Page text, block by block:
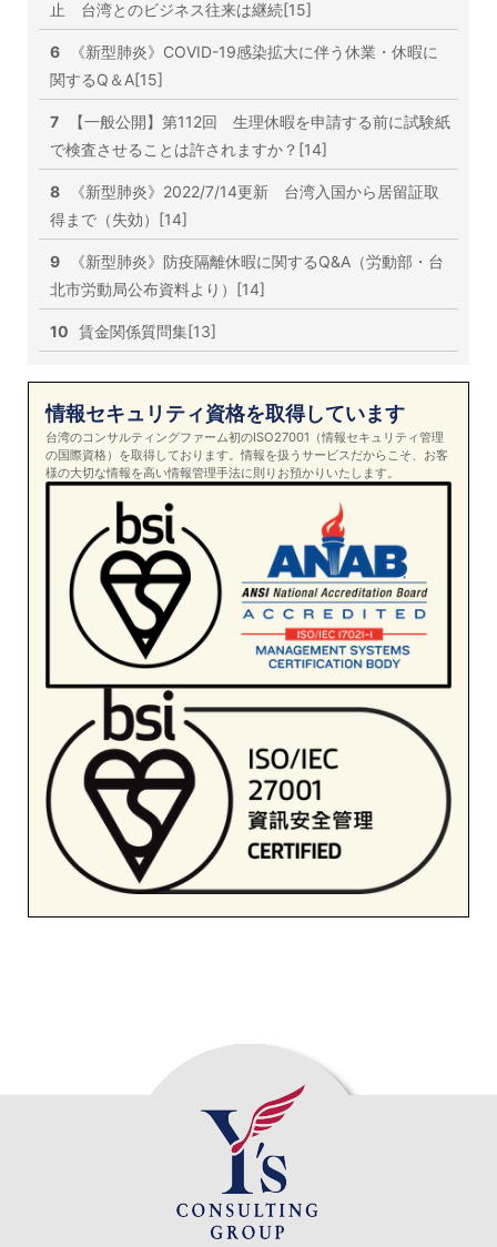
止 台湾とのビジネス往来は継続[15]
6
《新型肺炎》COVID-19感染拡大に伴う休業・休暇に
関するQ＆A[15]
7
【一般公開】第112回 生理休暇を申請する前に試験紙
で検査させることは許されますか？[14]
8
《新型肺炎》2022/7/14更新 台湾入国から居留証取
得まで（失効）[14]
9
《新型肺炎》防疫隔離休暇に関するQ&A（労動部・台
北市労動局公布資料より）[14]
10 賃金関係質問集[13]
情報セキュリティ資格を取得しています
台湾のコンサルティングファーム初のISO27001（情報セキュリティ管理
の国際資格）を取得しております。情報を扱うサービスだからこそ、お客
様の大切な情報を高い情報管理手法に則りお預かりいたします。